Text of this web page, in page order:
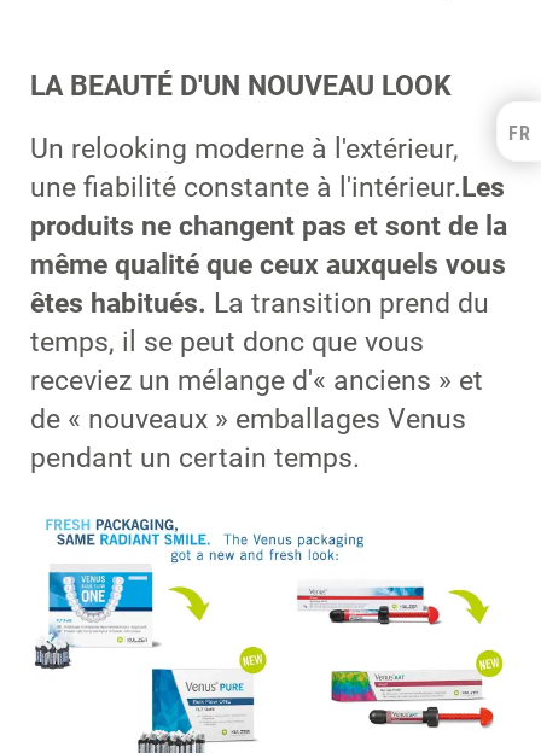
FR
FRANÇAIS
NEDERLANDS
LA BEAUTÉ D'UN NOUVEAU LOOK
Un relooking moderne à l'extérieur,
une fiabilité constante à l'intérieur. Les
produits ne changent pas et sont de la
même qualité que ceux auxquels vous
êtes habitués. La transition prend du
temps, il se peut donc que vous
receviez un mélange d'« anciens » et
de « nouveaux » emballages Venus
pendant un certain temps.